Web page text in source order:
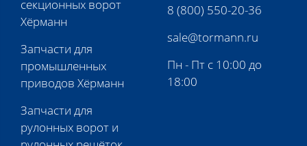
секционных ворот
Хёрманн
Запчасти для
промышленных
приводов Хёрманн
Запчасти для
рулонных ворот и
8 (800) 550-20-36
sale@tormann.ru
Пн - Пт с 10:00 до
18:00